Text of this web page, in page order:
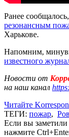
Ранее
резонансным
Харькове.
Напомним,
известного
Новости от
на наш канал
Читайте
ТЕГИ: пожар,
Если вы
нажмите